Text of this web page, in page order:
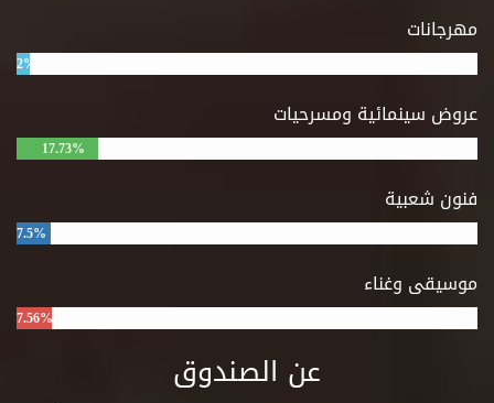
مهرجانات
2%
عروض سينمائية ومسرحيات
17.73%
فنون شعبية
7.5%
موسيقى وغناء
7.56%
عن الصندوق